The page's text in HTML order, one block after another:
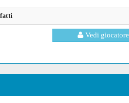
Vedi giocatore